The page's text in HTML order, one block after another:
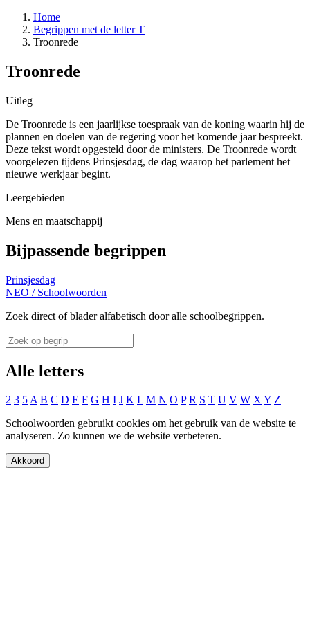
Home
Begrippen met de letter T
Troonrede
Troonrede
Uitleg
De Troonrede is een jaarlijkse toespraak van de koning waarin hij de
plannen en doelen van de regering voor het komende jaar bespreekt.
Deze tekst wordt opgesteld door de ministers. De Troonrede wordt
voorgelezen tijdens Prinsjesdag, de dag waarop het parlement het
nieuwe werkjaar begint.
Leergebieden
Mens en maatschappij
Bijpassende begrippen
Prinsjesdag
NEO / Schoolwoorden
Zoek direct of blader alfabetisch door alle schoolbegrippen.
Alle letters
2 3 5A B C D E F G H I J K L M N O P R S T U V W XY Z
Schoolwoorden gebruikt cookies om het gebruik van de website te
analyseren. Zo kunnen we de website verbeteren.
Akkoord